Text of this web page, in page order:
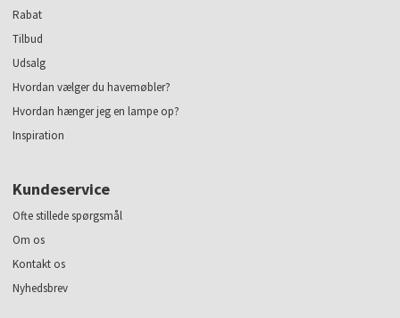
Rabat
Tilbud
Udsalg
Hvordan vælger du havemøbler?
Hvordan hænger jeg en lampe op?
Inspiration
Kundeservice
Ofte stillede spørgsmål
Om os
Kontakt os
Nyhedsbrev